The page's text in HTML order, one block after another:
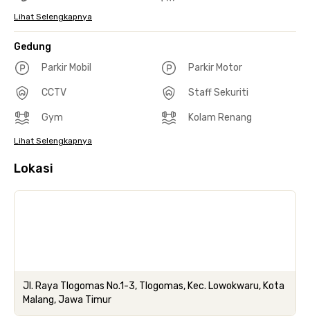
Lihat Selengkapnya
Gedung
Parkir Mobil
Parkir Motor
CCTV Staff Sekuriti
Gym Kolam Renang
Lihat Selengkapnya
Lokasi
Jl. Raya Tlogomas No.1-3, Tlogomas, Kec. Lowokwaru, Kota
Malang, Jawa Timur